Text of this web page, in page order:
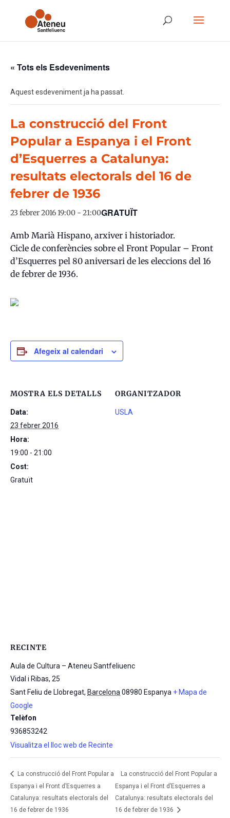
« Tots els Esdeveniments
Aquest esdeveniment ja ha passat.
La construcció del Front
Popular a Espanya i el Front
d’Esquerres a Catalunya:
resultats electorals del 16 de
febrer de 1936
23 febrer 2016 19:00 - 21:00GRATUÏT
Amb Marià Hispano, arxiver i historiador.
Cicle de conferències sobre el Front Popular – Front
d’Esquerres pel 80 aniversari de les eleccions del 16
de febrer de 1936.
Afegeix al calendari
MOSTRA ELS DETALLS
Data:
23 febrer 2016
Hora:
19:00 - 21:00
Cost:
Gratuït
ORGANITZADOR
USLA
RECINTE
Aula de Cultura – Ateneu Santfeliuenc
Vidal i Ribas, 25
Sant Feliu de Llobregat, Barcelona 08980 Espanya + Mapa de
Google
Telèfon
936853242
Visualitza el lloc web de Recinte
La construcció del Front Popular a
Espanya i el Front d’Esquerres a
Catalunya: resultats electorals del
16 de febrer de 1936
La construcció del Front Popular a
Espanya i el Front d’Esquerres a
Catalunya: resultats electorals del
16 de febrer de 1936